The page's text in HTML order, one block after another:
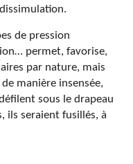
de pression
permet, favorise,
par nature, mais
manière insensée,
sous le drapeau
ils seraient fusillés, à